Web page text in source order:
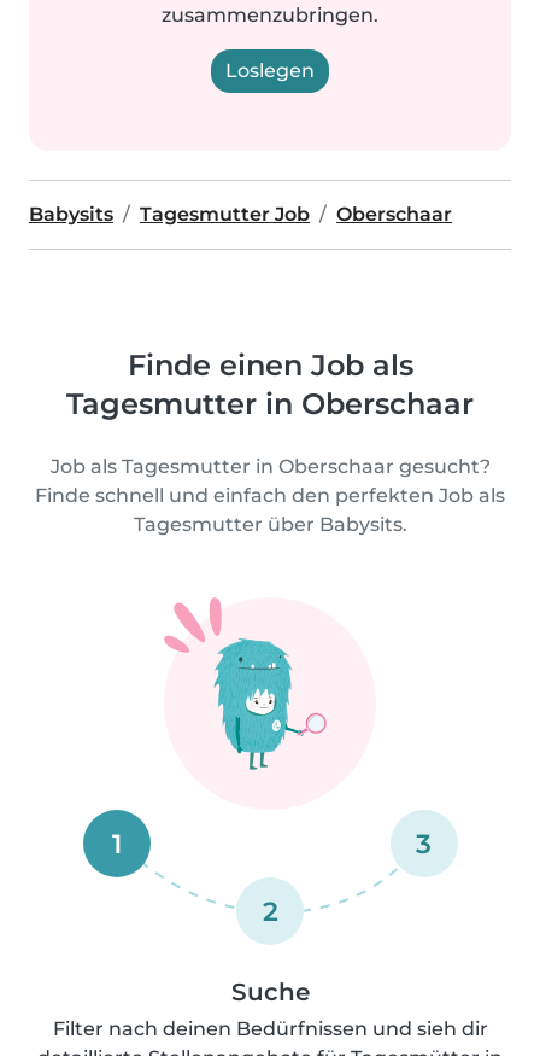
zusammenzubringen.
Loslegen
Babysits Tagesmutter Job Oberschaar
Finde einen Job als
Tagesmutter in Oberschaar
Job als Tagesmutter in Oberschaar gesucht?
Finde schnell und einfach den perfekten Job als
Tagesmutter über Babysits.
1
2
3
Suche
Filter nach deinen Bedürfnissen und sieh dir